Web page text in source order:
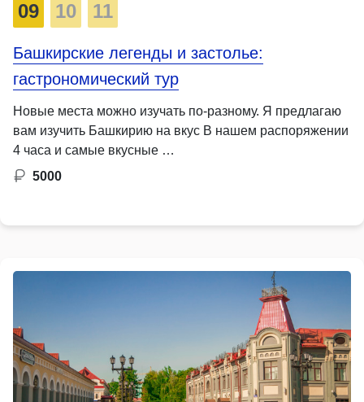
09 10 11
Башкирские легенды и застолье:
гастрономический тур
Новые места можно изучать по-разному. Я предлагаю
вам изучить Башкирию на вкус В нашем распоряжении
4 часа и самые вкусные …
5000